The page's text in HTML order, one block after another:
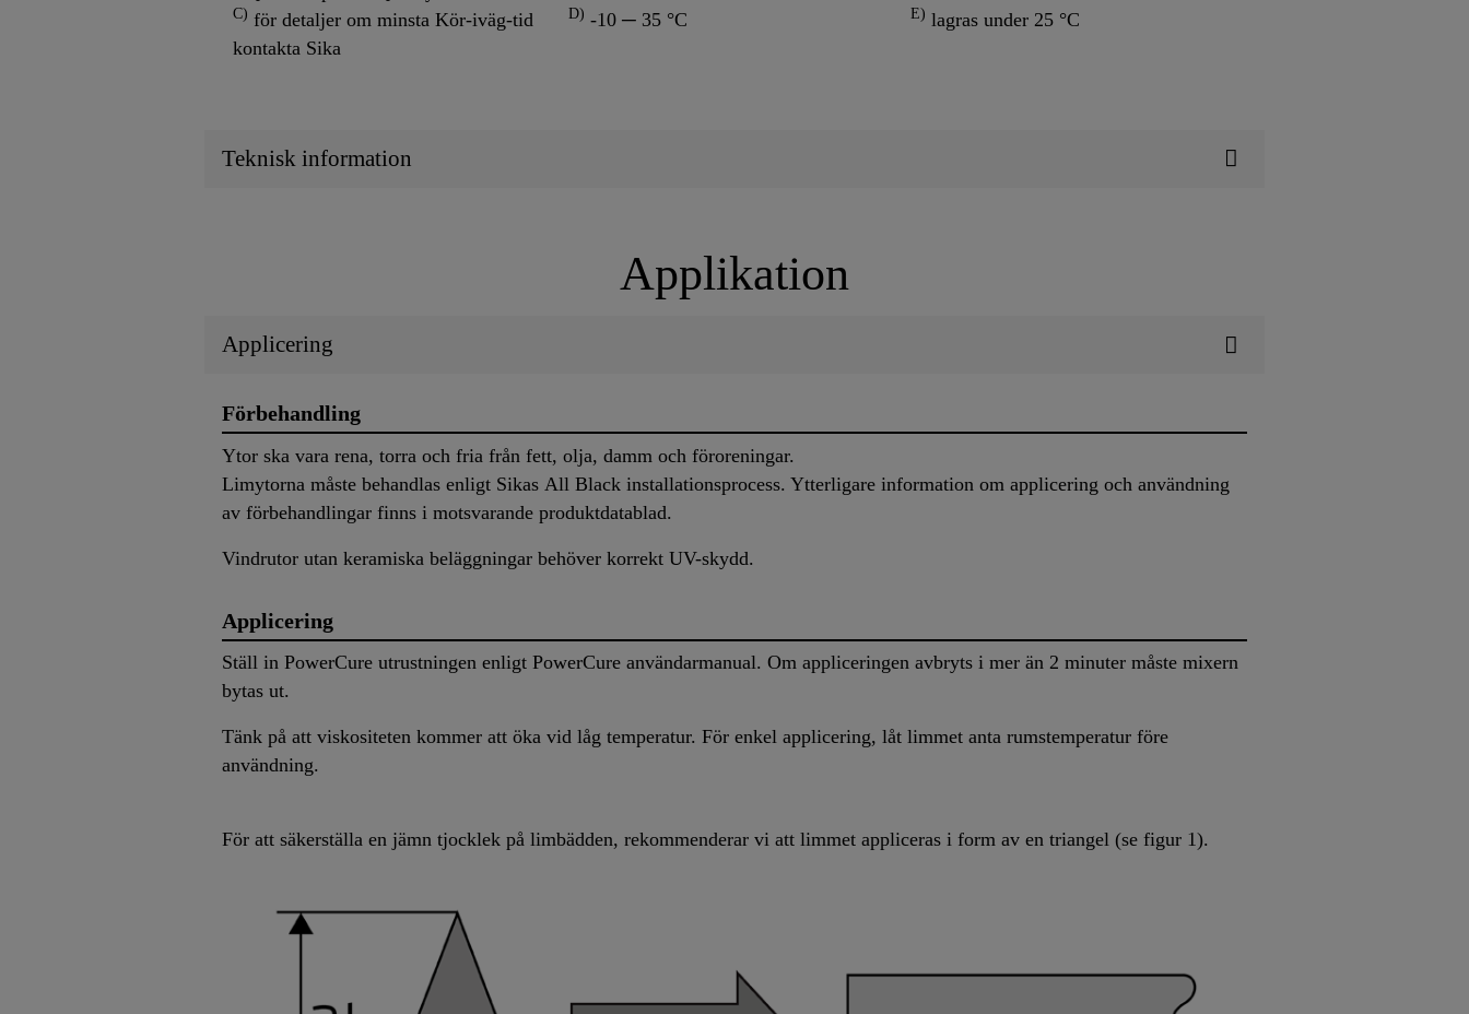
C) för detaljer om minsta Kör-iväg-tid
kontakta Sika
D) -10 ─ 35 °C E) lagras under 25 °C
Teknisk information
Applikation
Applicering
Förbehandling
Ytor ska vara rena, torra och fria från fett, olja, damm och föroreningar.
Limytorna måste behandlas enligt Sikas All Black installationsprocess. Ytterligare information om applicering och användning
av förbehandlingar finns i motsvarande produktdatablad.
Vindrutor utan keramiska beläggningar behöver korrekt UV-skydd.
Applicering
Ställ in PowerCure utrustningen enligt PowerCure användarmanual. Om appliceringen avbryts i mer än 2 minuter måste mixern
bytas ut.
Tänk på att viskositeten kommer att öka vid låg temperatur. För enkel applicering, låt limmet anta rumstemperatur före
användning.
För att säkerställa en jämn tjocklek på limbädden, rekommenderar vi att limmet appliceras i form av en triangel (se figur 1).